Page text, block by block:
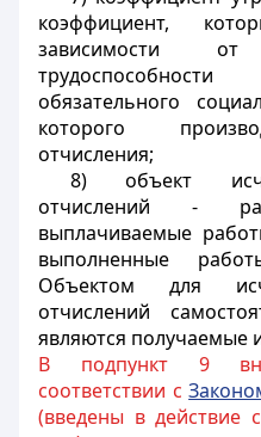
коэффициент,
зависимости
обязательного
которого
отчисления;
8) объект
отчислений -
выплачиваемые
выполненные
Объектом для
отчислений
являются получаемые
В подпункт 9
соответствии с
(введены в действие